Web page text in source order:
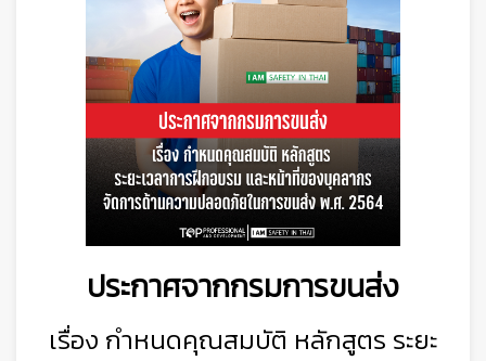
ประกาศจากกรมการขนส่ง
เรื่อง กำหนดคุณสมบัติ หลักสูตร ระยะ